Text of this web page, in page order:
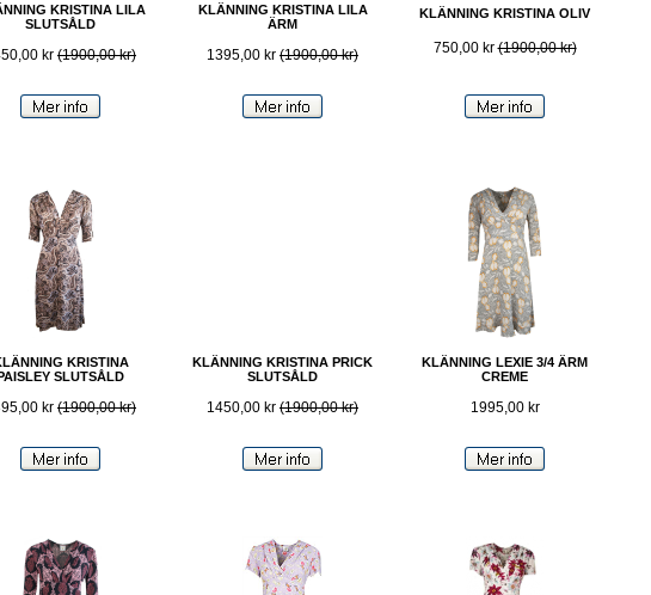
KRISTINA LILA
SLUTSÅLD
kr (1900,00 kr)
KLÄNNING KRISTINA LILA
ÄRM
1395,00 kr (1900,00 kr)
KLÄNNING KRISTINA OLIV
750,00 kr (1900,00 kr)
KRISTINA
SLUTSÅLD
kr (1900,00 kr)
KLÄNNING KRISTINA PRICK
SLUTSÅLD
1450,00 kr (1900,00 kr)
KLÄNNING LEXIE 3/4 ÄRM
CREME
1995,00 kr